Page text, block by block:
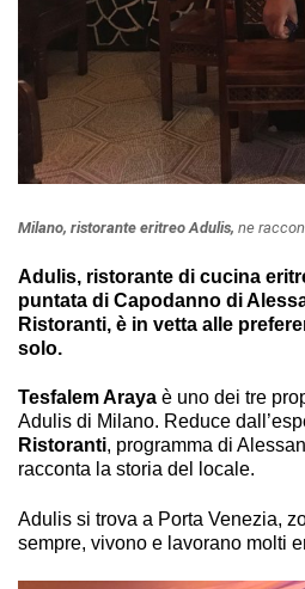
Milano, ristorante eritreo Adulis, ne
Adulis, ristorante di cucina
puntata di Capodanno di
Ristoranti, è in vetta alle
solo.
Tesfalem Araya è uno dei tre
Adulis di Milano. Reduce
Ristoranti, programma di
racconta la storia del locale.
Adulis si trova a Porta Venezia,
sempre, vivono e lavorano molti